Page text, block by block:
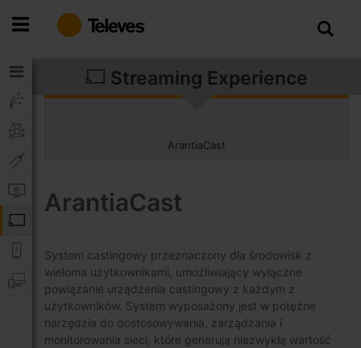
do
Streaming Experience
ArantiaCast
ArantiaCast
System castingowy przeznaczony dla środowisk z
wieloma użytkownikami, umożliwiający wyłączne
powiązanie urządzenia castingowy z każdym z
użytkowników. System wyposażony jest w potężne
narzędzia do dostosowywania, zarządzania i
monitorowania sieci, które generują niezwykłą wartość